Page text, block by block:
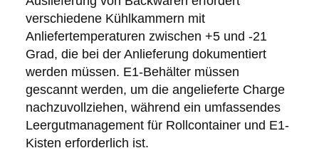
verschiedene Kühlkammern mit
Anliefertemperaturen zwischen +5 und -21
Grad, die bei der Anlieferung dokumentiert
werden müssen. E1-Behälter müssen
gescannt werden, um die angelieferte Charge
nachzuvollziehen, während ein umfassendes
Leergutmanagement für Rollcontainer und E1-
Kisten erforderlich ist.